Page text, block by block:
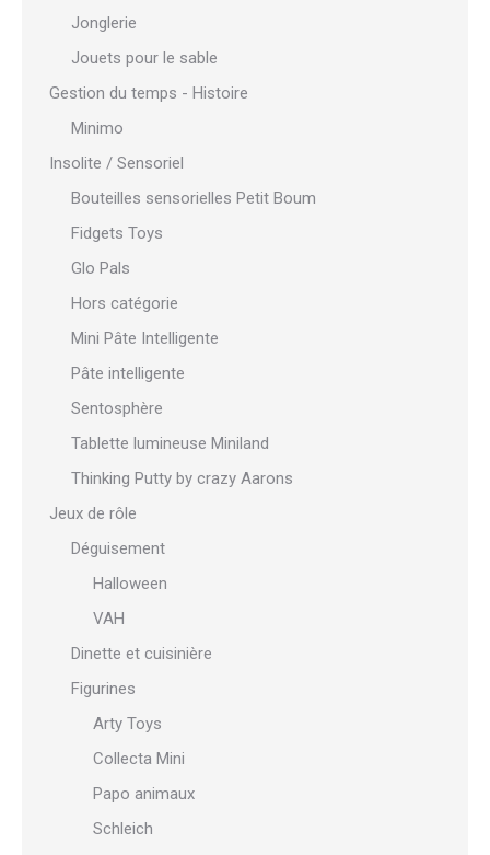
Jonglerie
Jouets pour le sable
Gestion du temps - Histoire
Minimo
Insolite / Sensoriel
Bouteilles sensorielles Petit Boum
Fidgets Toys
Glo Pals
Hors catégorie
Mini Pâte Intelligente
Pâte intelligente
Sentosphère
Tablette lumineuse Miniland
Thinking Putty by crazy Aarons
Jeux de rôle
Déguisement
Halloween
VAH
Dinette et cuisinière
Figurines
Arty Toys
Collecta Mini
Papo animaux
Schleich